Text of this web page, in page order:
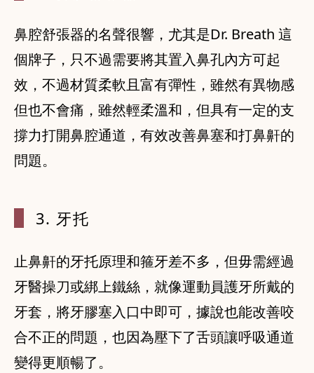
鼻腔舒張器的名聲很響，尤其是Dr. Breath 這
個牌子，只不過需要將其置入鼻孔內方可起
效，不過材質柔軟且富有彈性，雖然有異物感
但也不會痛，雖然輕柔溫和，但具有一定的支
撐力打開鼻腔通道，有效改善鼻塞和打鼻鼾的
問題。
3. 牙托
止鼻鼾的牙托原理和箍牙差不多，但毋需經過
牙醫操刀或綁上鐵絲，就像運動員護牙所戴的
牙套，將牙膠塞入口中即可，據說也能改善咬
合不正的問題，也因為壓下了舌頭讓呼吸通道
變得更順暢了。